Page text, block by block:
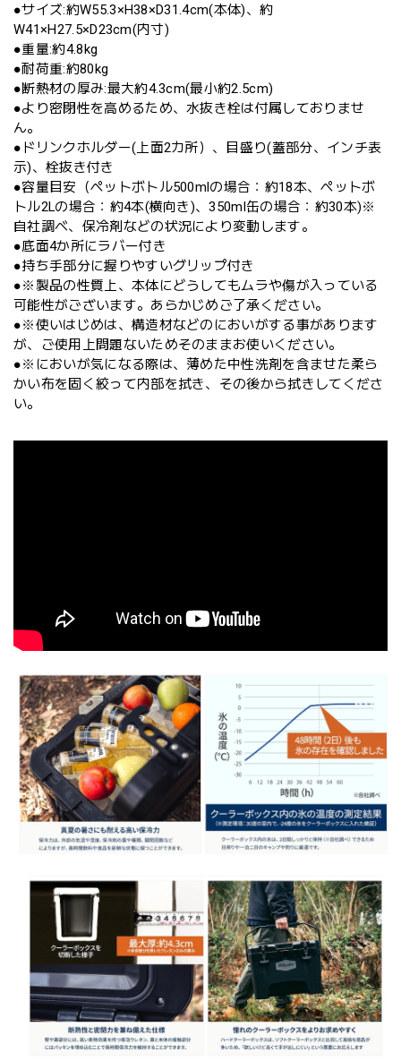
●サイズ:約W55.3×H38×D31.4cm(本体)、約
W41×H27.5×D23cm(内寸)
●重量:約4.8kg
●耐荷重:約80kg
●断熱材の厚み:最大約4.3cm(最小約2.5cm)
●より密閉性を高めるため、水抜き栓は付属しておりませ
ん。
●ドリンクホルダー(上面2カ所）、目盛り(蓋部分、インチ表
示)、栓抜き付き
●容量目安（ペットボトル500mlの場合：約18本、ペットボ
トル2Lの場合：約4本(横向き)、350ml缶の場合：約30本)※
自社調べ、保冷剤などの状況により変動します。
●底面4か所にラバー付き
●持ち手部分に握りやすいグリップ付き
●※製品の性質上、本体にどうしてもムラや傷が入っている
可能性がございます。あらかじめご了承ください。
●※使いはじめは、構造材などのにおいがする事があります
が、ご使用上問題ないためそのままお使いください。
●※においが気になる際は、薄めた中性洗剤を含ませた柔ら
かい布を固く絞って内部を拭き、その後から拭きしてくださ
い。